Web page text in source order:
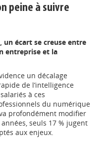
peine à suivre
un écart se creuse entre
entreprise et la
un décalage
de l’intelligence
à ces
du numérique
profondément modifier
seuls 17 % jugent
aux enjeux.